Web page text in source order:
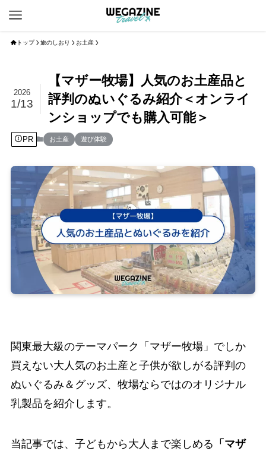
トップ 旅のしおり お土産
【マザー牧場】人気のお土産品と
評判のぬいぐるみ紹介＜オンライ
ンショップでも購入可能＞
2026
1/13
PR お土産 遊び体験
関東最大級のテーマパーク「マザー牧場」でしか
買えない大人気のお土産と子供が欲しがる評判の
ぬいぐるみ＆グッズ、牧場ならではのオリジナル
乳製品を紹介します。
当記事では、子どもから大人まで楽しめる 「マザ